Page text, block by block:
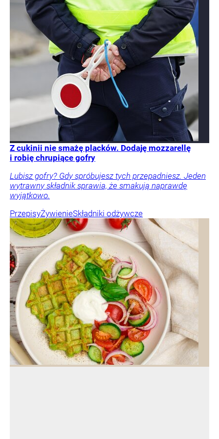
Z cukinii nie smażę placków. Dodaję mozzarellę
i robię chrupiące gofry
Lubisz gofry? Gdy spróbujesz tych przepadniesz. Jeden
wytrawny składnik sprawia, że smakują naprawdę
wyjątkowo.
PrzepisyŻywienieSkładniki odżywcze